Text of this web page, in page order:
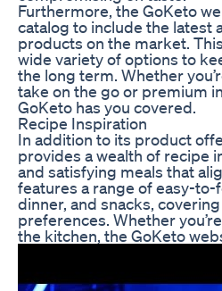
Furthermore, the GoKeto
catalog to include the latest
products on the market.
wide variety of options to
the long term. Whether
take on the go or premium
GoKeto has you covered.
Recipe Inspiration
In addition to its product
provides a wealth of recipe
and satisfying meals that
features a range of easy-
dinner, and snacks,
preferences. Whether
the kitchen, the GoKeto